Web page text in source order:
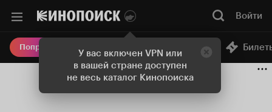
У вас включен VPN или
в вашей стране доступен
не весь каталог Кинопоиска
Войти
Попробовать Плюс Онлайн-кинотеатр